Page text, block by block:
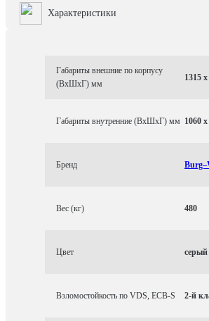
Характеристики
Габариты внешние по корпусу
(ВхШхГ) мм
1315
Габариты внутренние (ВхШхГ) мм 1060
Бренд
Вес (кг) 480
Цвет серый
Взломостойкость по VDS, ECB-S 2-й